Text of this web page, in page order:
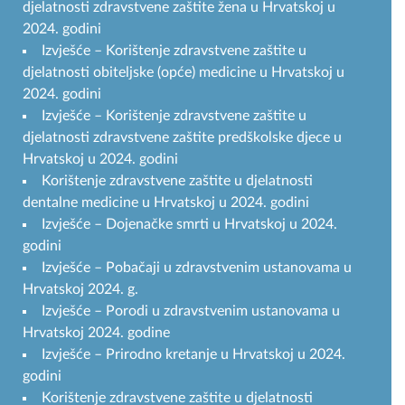
djelatnosti zdravstvene zaštite žena u Hrvatskoj u
2024. godini
Izvješće – Korištenje zdravstvene zaštite u
djelatnosti obiteljske (opće) medicine u Hrvatskoj u
2024. godini
Izvješće – Korištenje zdravstvene zaštite u
djelatnosti zdravstvene zaštite predškolske djece u
Hrvatskoj u 2024. godini
Korištenje zdravstvene zaštite u djelatnosti
dentalne medicine u Hrvatskoj u 2024. godini
Izvješće – Dojenačke smrti u Hrvatskoj u 2024.
godini
Izvješće – Pobačaji u zdravstvenim ustanovama u
Hrvatskoj 2024. g.
Izvješće – Porodi u zdravstvenim ustanovama u
Hrvatskoj 2024. godine
Izvješće – Prirodno kretanje u Hrvatskoj u 2024.
godini
Korištenje zdravstvene zaštite u djelatnosti